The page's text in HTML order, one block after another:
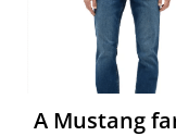
A Mustang